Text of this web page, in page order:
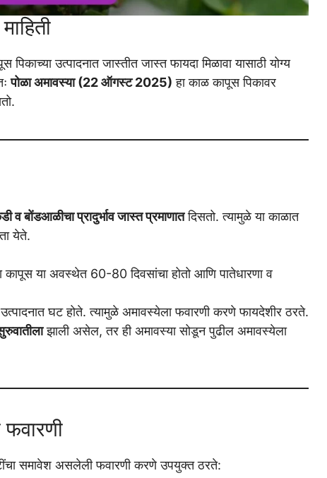
उत्पादनात जास्तीत जास्त फायदा मिळावा यासाठी योग्य
पोळा अमावस्या (22 ऑगस्ट 2025) हा काळ कापूस पिकावर
व बोंडआळीचा प्रादुर्भाव जास्त प्रमाणातदिसतो. त्यामुळे या काळात
येते.
कापूस या अवस्थेत 60-80 दिवसांचा होतो आणि पातेधारणा व
घट होते. त्यामुळे अमावस्येला फवारणी करणे फायदेशीर ठरते.
झाली असेल, तर ही अमावस्या सोडून पुढील अमावस्येला
समावेश असलेली फवारणी करणे उपयुक्त ठरते: